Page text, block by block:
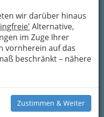
wir darüber hinaus
Alternative,
im Zuge Ihrer
vornherein auf das
beschränkt – nähere
Zustimmen & Weiter